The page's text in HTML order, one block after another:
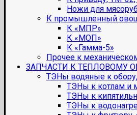
Ножи для
К промышленный
К «МПР»
К «МОП»
К «Гамма-5»
Прочее к
ЗАПЧАСТИ К ТЕПЛОВОМУ
ТЭНы водяные к
ТЭНы к котлам и
ТЭНы к
ТЭНы к